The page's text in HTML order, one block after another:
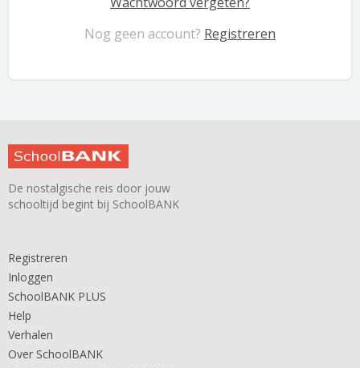
Nog geen account? Registreren
De nostalgische reis door jouw
schooltijd begint bij SchoolBANK
Registreren
Inloggen
SchoolBANK PLUS
Help
Verhalen
Over SchoolBANK